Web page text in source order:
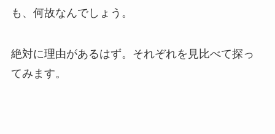
も、何故なんでしょう。
絶対に理由があるはず。それぞれを見比べて探っ
てみます。